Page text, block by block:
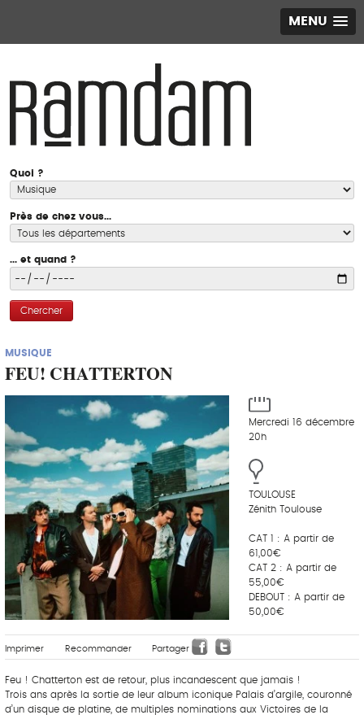
MENU
Quoi ?
Près de chez vous...
... et quand ?
Chercher
MUSIQUE
FEU! CHATTERTON
Mercredi 16 décembre
20h
TOULOUSE
Zénith Toulouse
CAT 1 : A partir de
61,00€
CAT 2 : A partir de
55,00€
DEBOUT : A partir de
50,00€
Imprimer Recommander Partager
Feu ! Chatterton est de retour, plus incandescent que jamais !
Trois ans après la sortie de leur album iconique Palais d’argile, couronné
d’un disque de platine, de multiples nominations aux Victoires de la